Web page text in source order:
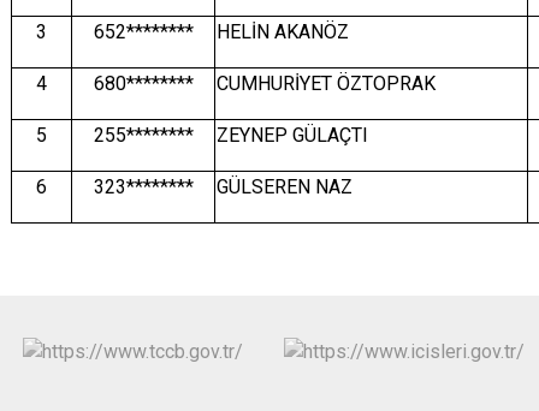
3 652******** HELİN AKANÖZ
4 680******** CUMHURİYET ÖZTOPRAK
5 255******** ZEYNEP GÜLAÇTI
6 323******** GÜLSEREN NAZ